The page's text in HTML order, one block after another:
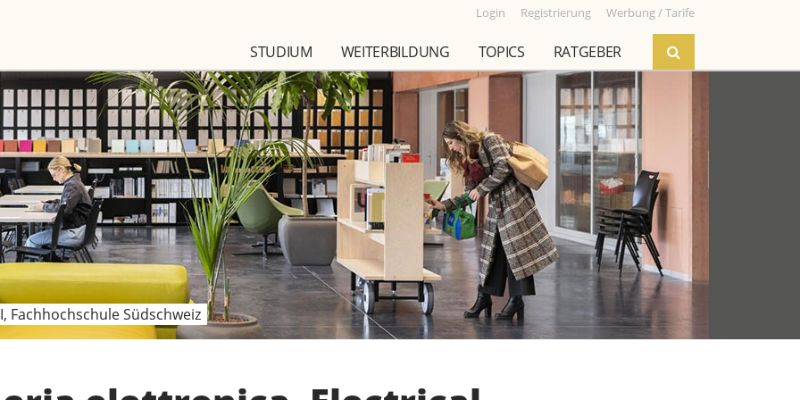
Login Registrierung Werbung / Tarife
STUDIUM WEITERBILDUNG TOPICS RATGEBER
Fachhochschule Südschweiz